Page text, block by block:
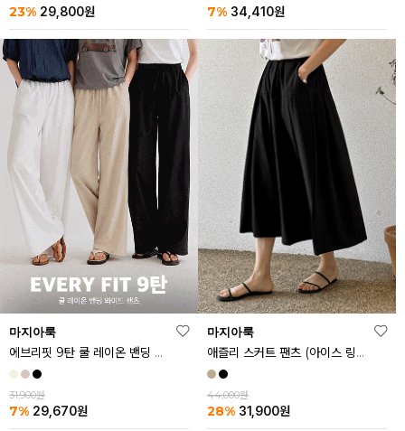
23% 29,800원 7% 34,410원
마지아룩
에브리핏 9탄 쿨 레이온 밴딩 와이드 팬츠
31,900원
7% 29,670원
마지아룩
애즐리 스커트 팬츠 (아이스 링클프리ver.)
44,000원
28% 31,900원